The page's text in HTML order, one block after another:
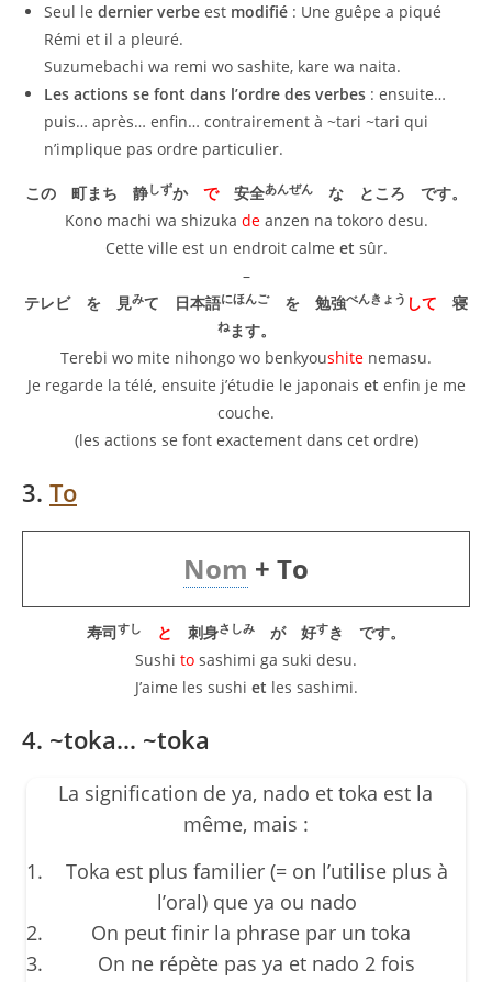
Seul le dernier verbe est modifié : Une guêpe a piqué
Rémi et il a pleuré.
Suzumebachi wa remi wo sashite, kare wa naita.
Les actions se font dans l’ordre des verbes : ensuite…
puis… après… enfin… contrairement à ~tari ~tari qui
n’implique pas ordre particulier.
この 町まち 静しずか で安全あんぜん
な ところ です。
Kono machi wa shizuka deanzen na tokoro desu.
Cette ville est un endroit calme et sûr.
–
テレビ を 見みて 日本語にほんごを 勉強べんきょう して 寝
ねます。
Terebi wo mite nihongo wo benkyoushite nemasu.
Je regarde la télé, ensuite j’étudie le japonais et enfin je me
couche.
(les actions se font exactement dans cet ordre)
3. To
Nom + To
寿司すし と 刺身さしみ が 好すき です。
Sushi to sashimi ga suki desu.
J’aime les sushi et les sashimi.
4. ~toka… ~toka
La signification de ya, nado et toka est la
même, mais :
Toka est plus familier (= on l’utilise plus à
l’oral) que ya ou nado
On peut finir la phrase par un toka
On ne répète pas ya et nado 2 fois